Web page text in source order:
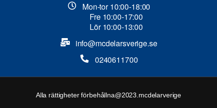
Mon-tor 10:00-18:00
Fre 10:00-17:00
Lör 10:00-13:00
info@mcdelarsverige.se​
0240611700
Alla rättigheter förbehållna@2023.mcdelarverige